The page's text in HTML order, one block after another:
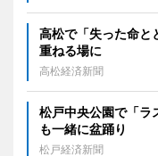
高松で「失った命
重ねる場に
高松経済新聞
松戸中央公園で「
も一緒に盆踊り
松戸経済新聞